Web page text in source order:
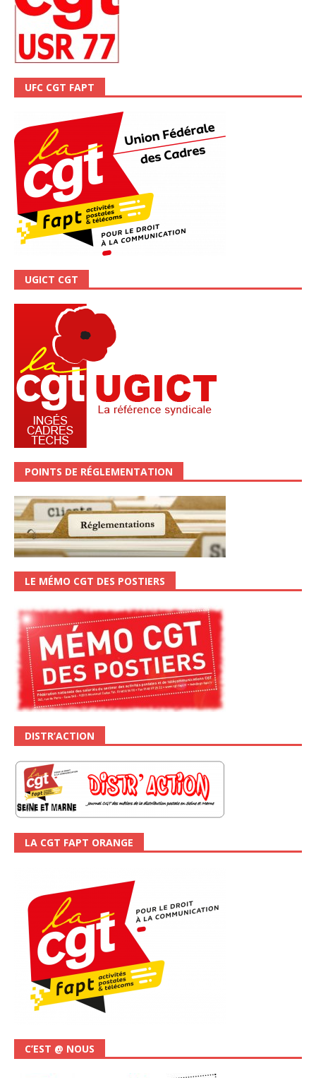
UFC CGT FAPT
UGICT CGT
POINTS DE RÉGLEMENTATION
LE MÉMO CGT DES POSTIERS
DISTR’ACTION
LA CGT FAPT ORANGE
C’EST @ NOUS